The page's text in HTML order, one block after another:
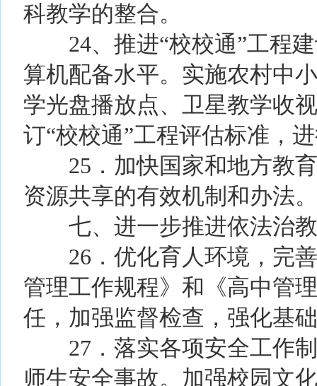
科教学的整合。
24、推进“校校通”工程建
算机配备水平。实施农村中
学光盘播放点、卫星教学收
订“校校通”工程评估标准，
25．加快国家和地方教育
资源共享的有效机制和办法。
七、进一步推进依法治教
26．优化育人环境，完善
管理工作规程》和《高中管
任，加强监督检查，强化基
27．落实各项安全工作制
师生安全事故。加强校园文